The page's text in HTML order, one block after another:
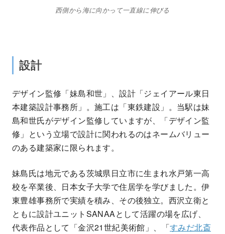
西側から海に向かって一直線に伸びる
設計
デザイン監修「妹島和世」、設計「ジェイアール東日
本建築設計事務所」。施工は「東鉄建設」。当駅は妹
島和世氏がデザイン監修していますが、「デザイン監
修」という立場で設計に関われるのはネームバリュー
のある建築家に限られます。
妹島氏は地元である茨城県日立市に生まれ水戸第一高
校を卒業後、日本女子大学で住居学を学びました。伊
東豊雄事務所で実績を積み、その後独立。西沢立衛と
ともに設計ユニットSANAAとして活躍の場を広げ、
代表作品として「金沢21世紀美術館」、「すみだ北斎